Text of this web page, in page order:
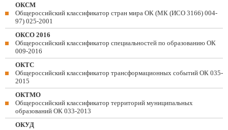
ОКСМ
Общероссийский классификатор стран мира ОК (МК (ИСО 3166) 004-
97) 025-2001
ОКСО 2016
Общероссийский классификатор специальностей по образованию ОК
009-2016
ОКТС
Общероссийский классификатор трансформационных событий ОК 035-
2015
ОКТМО
Общероссийский классификатор территорий муниципальных
образований ОК 033-2013
ОКУД